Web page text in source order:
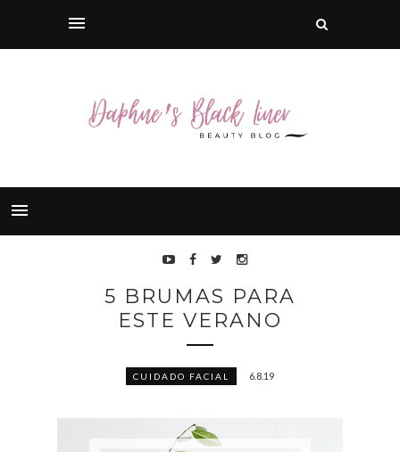
5 BRUMAS PARA
ESTE VERANO
CUIDADO FACIAL 6.8.19